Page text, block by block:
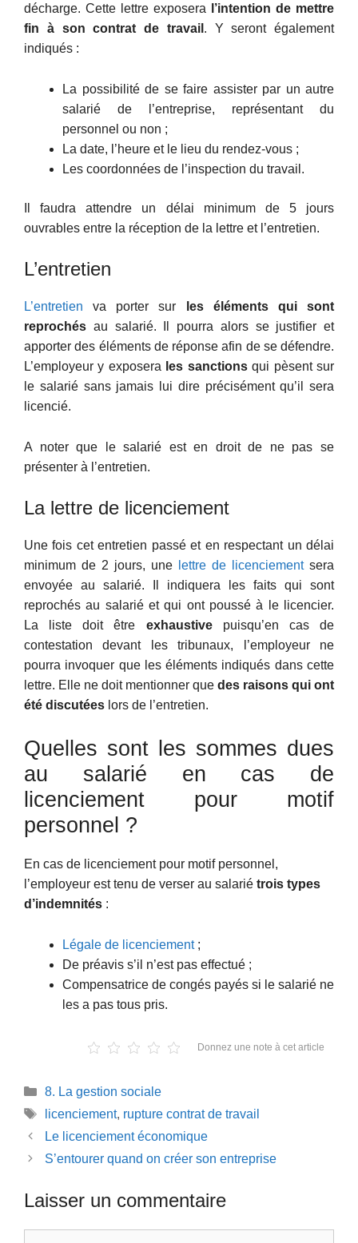
décharge. Cette lettre exposera l’intention de mettre
fin à son contrat de travail . Y seront également
indiqués :
La possibilité de se faire assister par un autre
salarié de l’entreprise, représentant du
personnel ou non ;
La date, l’heure et le lieu du rendez-vous ;
Les coordonnées de l’inspection du travail.
Il faudra attendre un délai minimum de 5 jours
ouvrables entre la réception de la lettre et l’entretien.
L’entretien
L’entretien va porter sur
les éléments qui sont
reprochés au salarié. Il pourra alors se justifier et
apporter des éléments de réponse afin de se défendre.
L’employeur y exposera les sanctionsqui pèsent sur
le salarié sans jamais lui dire précisément qu’il sera
licencié.
A noter que le salarié est en droit de ne pas se
présenter à l’entretien.
La lettre de licenciement
Une fois cet entretien passé et en respectant un délai
minimum de 2 jours, une
lettre de licenciementsera
envoyée au salarié. Il indiquera les faits qui sont
reprochés au salarié et qui ont poussé à le licencier.
La liste doit être exhaustivepuisqu’en cas de
contestation devant les tribunaux, l’employeur ne
pourra invoquer que les éléments indiqués dans cette
lettre. Elle ne doit mentionner que des raisons qui ont
été discutées lors de l’entretien.
Quelles sont les sommes dues
au salarié en cas de
licenciement pour motif
personnel ?
En cas de licenciement pour motif personnel,
l’employeur est tenu de verser au salarié trois types
d’indemnités :
Légale de licenciement;
De préavis s’il n’est pas effectué ;
Compensatrice de congés payés si le salarié ne
les a pas tous pris.
Donnez une note à cet article
Catégories
8. La gestion sociale
Étiquettes
licenciement, rupture contrat de travail
Le licenciement économique
S’entourer quand on créer son entreprise
Laisser un commentaire